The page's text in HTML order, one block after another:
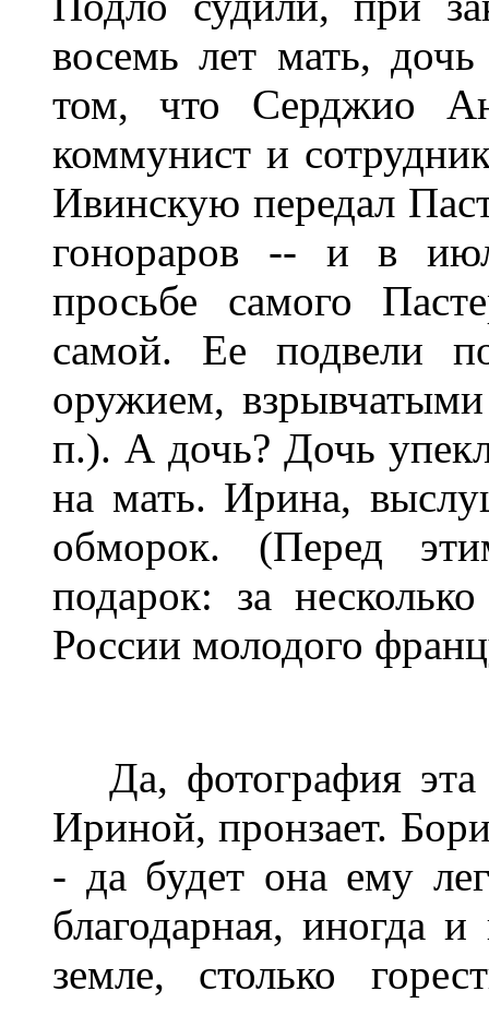
восемь лет мать,
том, что Серджио
коммунист и
Ивинскую передал
гонораров -- и в
просьбе самого
самой. Ее подвели
оружием,
п.). А дочь? Дочь
на мать. Ирина,
обморок. (Перед
подарок: за
России молодого
Да, фотография эта
Ириной, пронзает.
- да будет она ему
благодарная, иногда
земле, столько